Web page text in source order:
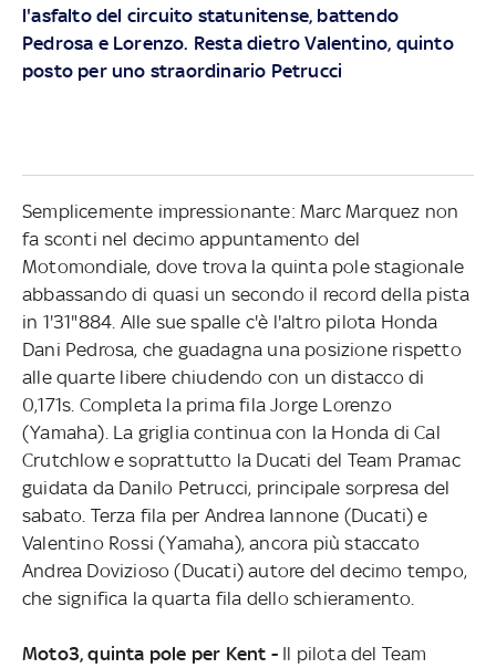
l'asfalto del circuito statunitense, battendo
Pedrosa e Lorenzo. Resta dietro Valentino, quinto
posto per uno straordinario Petrucci
Semplicemente impressionante: Marc Marquez non
fa sconti nel decimo appuntamento del
Motomondiale, dove trova la quinta pole stagionale
abbassando di quasi un secondo il record della pista
in 1'31"884. Alle sue spalle c'è l'altro pilota Honda
Dani Pedrosa, che guadagna una posizione rispetto
alle quarte libere chiudendo con un distacco di
0,171s. Completa la prima fila Jorge Lorenzo
(Yamaha). La griglia continua con la Honda di Cal
Crutchlow e soprattutto la Ducati del Team Pramac
guidata da Danilo Petrucci, principale sorpresa del
sabato. Terza fila per Andrea Iannone (Ducati) e
Valentino Rossi (Yamaha), ancora più staccato
Andrea Dovizioso (Ducati) autore del decimo tempo,
che significa la quarta fila dello schieramento.
Moto3, quinta pole per Kent -Il pilota del Team